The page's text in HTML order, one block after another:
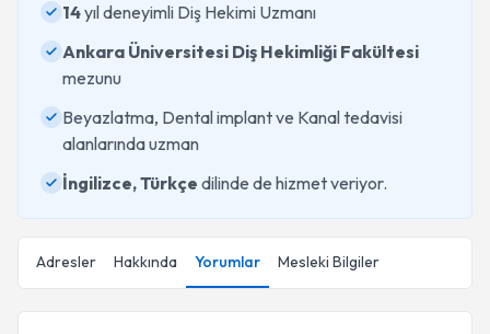
14yıl deneyimli Diş Hekimi Uzmanı
Ankara Üniversitesi Diş Hekimliği Fakültesi
mezunu
Beyazlatma, Dental implant ve Kanal tedavisi
alanlarında uzman
İngilizce, Türkçe dilinde de hizmet veriyor.
Adresler Hakkında Yorumlar Mesleki Bilgiler